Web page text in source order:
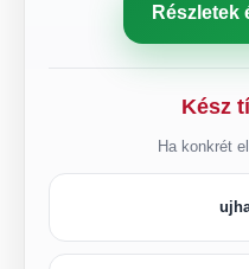
Részletek
Kész
Ha konkrét